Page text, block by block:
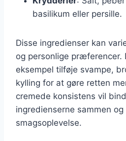
basilikum eller persille.
Disse ingredienser kan
og personlige præferencer.
eksempel tilføje svampe,
kylling for at gøre retten
cremede konsistens vil
ingredienserne sammen
smagsoplevelse.